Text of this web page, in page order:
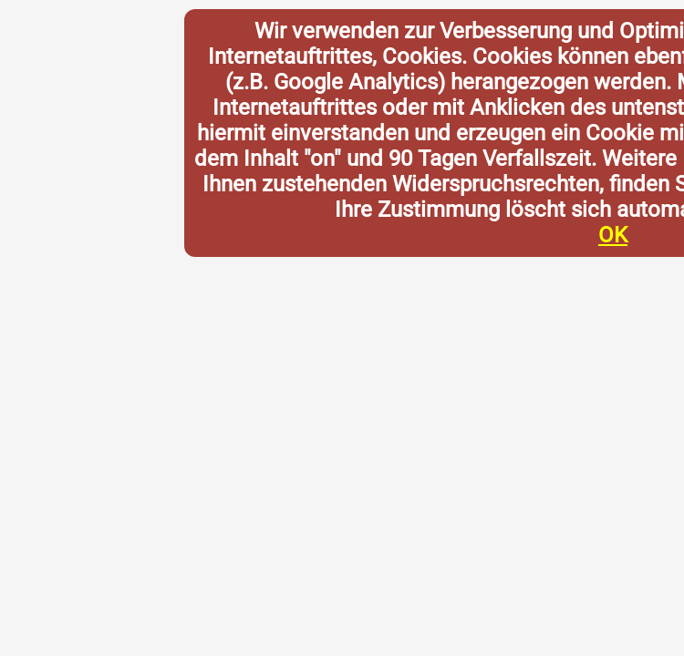
Wir verwenden zur Verbesserung und
Internetauftrittes, Cookies. Cookies können
(z.B. Google Analytics) herangezogen
Internetauftrittes oder mit Anklicken des
hiermit einverstanden und erzeugen ein Cookie
dem Inhalt "on" und 90 Tagen Verfallszeit.
Ihnen zustehenden Widerspruchsrechten, finden
Ihre Zustimmung löscht sich
OK